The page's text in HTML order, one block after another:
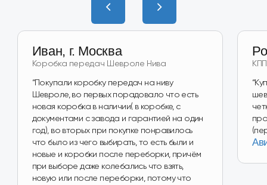
Наш магазин
на Wildberries